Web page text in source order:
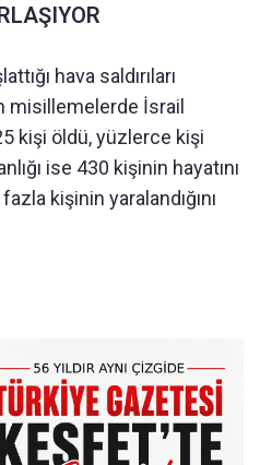
hava saldırıları
misillemelerde İsrail
kişi öldü, yüzlerce kişi
ise 430 kişinin hayatını
kişinin yaralandığını